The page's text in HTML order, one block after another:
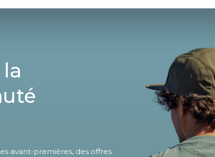
avant-premières, des offres